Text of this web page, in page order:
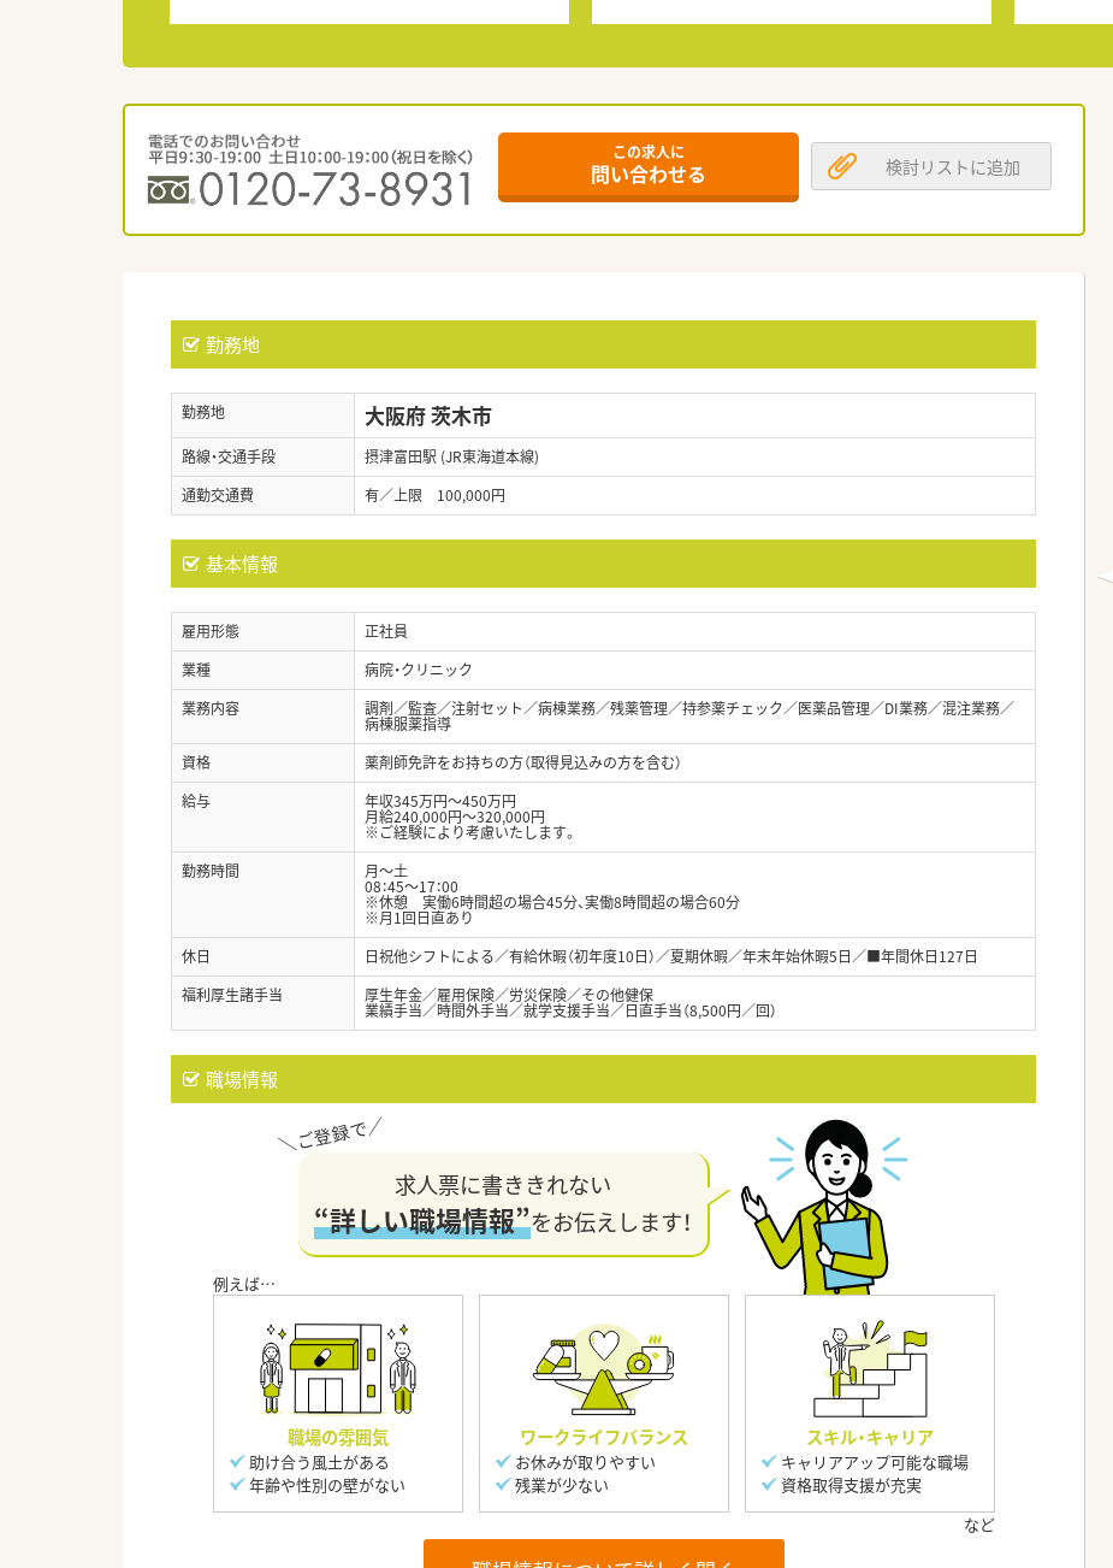
この求人に
問い合わせる 検討リストに追加
勤務地
勤務地 大阪府 茨木市
路線・交通手段
摂津富田駅 (JR東海道本線)
通勤交通費
有／上限 100,000円
基本情報
雇用形態
正社員
業種
病院・クリニック
業務内容
調剤／監査／注射セット／病棟業務／残薬管理／持参薬チェック／医薬品管理／DI業務／混注業務／
病棟服薬指導
資格
薬剤師免許をお持ちの方（取得見込みの方を含む）
給与
年収345万円～450万円
月給240,000円～320,000円
※ご経験により考慮いたします。
勤務時間
月～土
08：45～17：00
※休憩 実働6時間超の場合45分、実働8時間超の場合60分
※月1回日直あり
休日
日祝他シフトによる／有給休暇（初年度10日）／夏期休暇／年末年始休暇5日／■年間休日127日
福利厚生諸手当
厚生年金／雇用保険／労災保険／その他健保
業績手当／時間外手当／就学支援手当／日直手当（8,500円／回）
職場情報
求人票に書ききれない
“詳しい職場情報”をお伝えします！
職場の雰囲気
助け合う風土がある
年齢や性別の壁がない
ワークライフバランス
お休みが取りやすい
残業が少ない
スキル・キャリア
キャリアアップ可能な職場
資格取得支援が充実